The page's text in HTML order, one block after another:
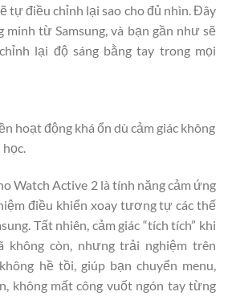
tự điều chỉnh lại sao cho đủ nhìn. Đây
từ Samsung, và bạn gần như sẽ
lại độ sáng bằng tay trong mọi
hoạt động khá ổn dù cảm giác không
học.
Watch Active 2 là tính năng cảm ứng
điều khiển xoay tương tự các thế
Tất nhiên, cảm giác “tích tích” khi
không còn, nhưng trải nghiệm trên
hề tồi, giúp bạn chuyển menu,
không mất công vuốt ngón tay từng